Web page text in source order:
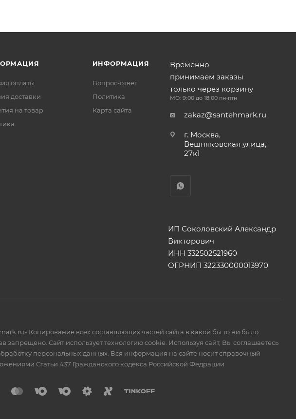
оплаты
доставки
на товар
ИНФОРМАЦИЯ
Вопрос-ответ
Политика
Карта сайта
Временно
принимаем заказы
только через корзину
МО: 9:00 до 18:00 пн-птн
zakaz@santehmark.ru
г. Москва,
Вешняковская улица,
27к1
ИП Соколовский Александр
Викторович
ИНН 332502521960
ОГРНИП 322330000013970
Копирование всех составляющих частей сайта в какой бы то ни было
Сайт использует технологию cookie. Используя сайт, Вы соглашаетесь
персональных данных. Вся информация на сайте носит справочный
Статьи 437 Гражданского кодекса Российской Федрации